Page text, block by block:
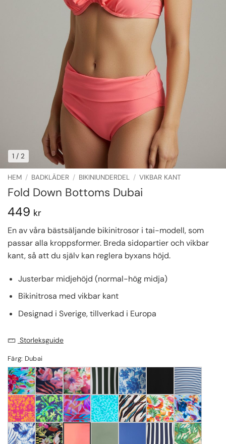
1 / 2
HEM / BADKLÄDER / BIKINIUNDERDEL / VIKBAR KANT
Fold Down Bottoms Dubai
449 kr
En av våra bästsäljande bikinitrosor i tai-modell, som
passar alla kroppsformer. Breda sidopartier och vikbar
kant, så att du själv kan reglera byxans höjd.
Justerbar midjehöjd (normal-hög midja)
Bikinitrosa med vikbar kant
Designad i Sverige, tillverkad i Europa
Storleksguide
Färg: Dubai